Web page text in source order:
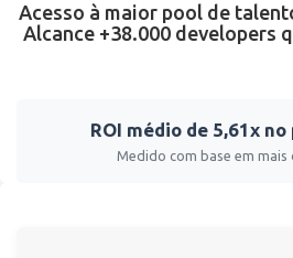
Acesso à maior pool de
Alcance +38.000 developers
ROI médio de 5,61x
Medido com base em mais